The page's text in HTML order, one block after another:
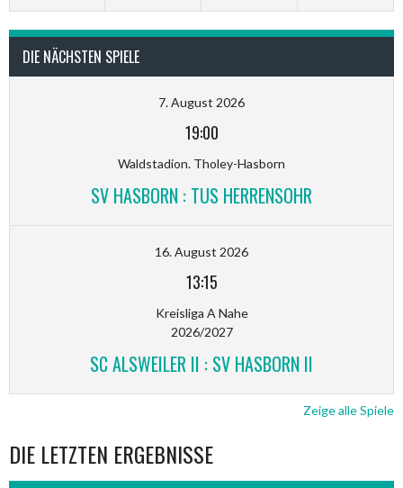
DIE NÄCHSTEN SPIELE
7. August 2026
19:00
Waldstadion. Tholey-Hasborn
SV HASBORN : TUS HERRENSOHR
16. August 2026
13:15
Kreisliga A Nahe
2026/2027
SC ALSWEILER II : SV HASBORN II
Zeige alle Spiele
DIE LETZTEN ERGEBNISSE